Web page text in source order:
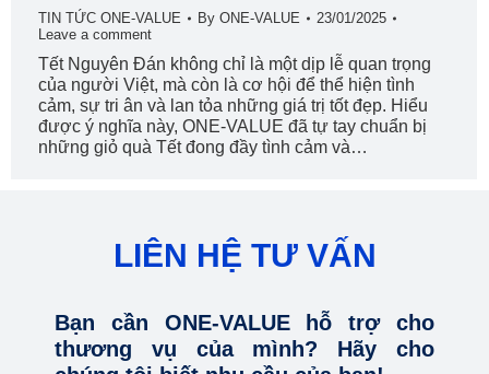
TIN TỨC ONE-VALUE By ONE-VALUE
23/01/2025
Leave a comment
Tết Nguyên Đán không chỉ là một dịp lễ quan trọng
của người Việt, mà còn là cơ hội để thể hiện tình
cảm, sự tri ân và lan tỏa những giá trị tốt đẹp. Hiểu
được ý nghĩa này, ONE-VALUE đã tự tay chuẩn bị
những giỏ quà Tết đong đầy tình cảm và…
LIÊN HỆ TƯ VẤN
Bạn cần ONE-VALUE hỗ trợ cho
thương vụ của mình? Hãy cho